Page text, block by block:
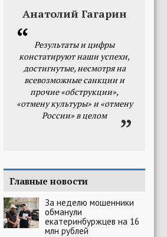
Анатолий Гагарин
Результаты и цифры
констатируют наши успехи,
достигнутые, несмотря на
всевозможные санкции и
прочие «обструкции»,
«отмену культуры» и «отмену
России» в целом
Главные новости
За неделю мошенники
обманули
екатеринбуржцев на 16
млн рублей